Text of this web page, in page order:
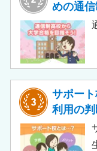
めの通
サポー
利用の